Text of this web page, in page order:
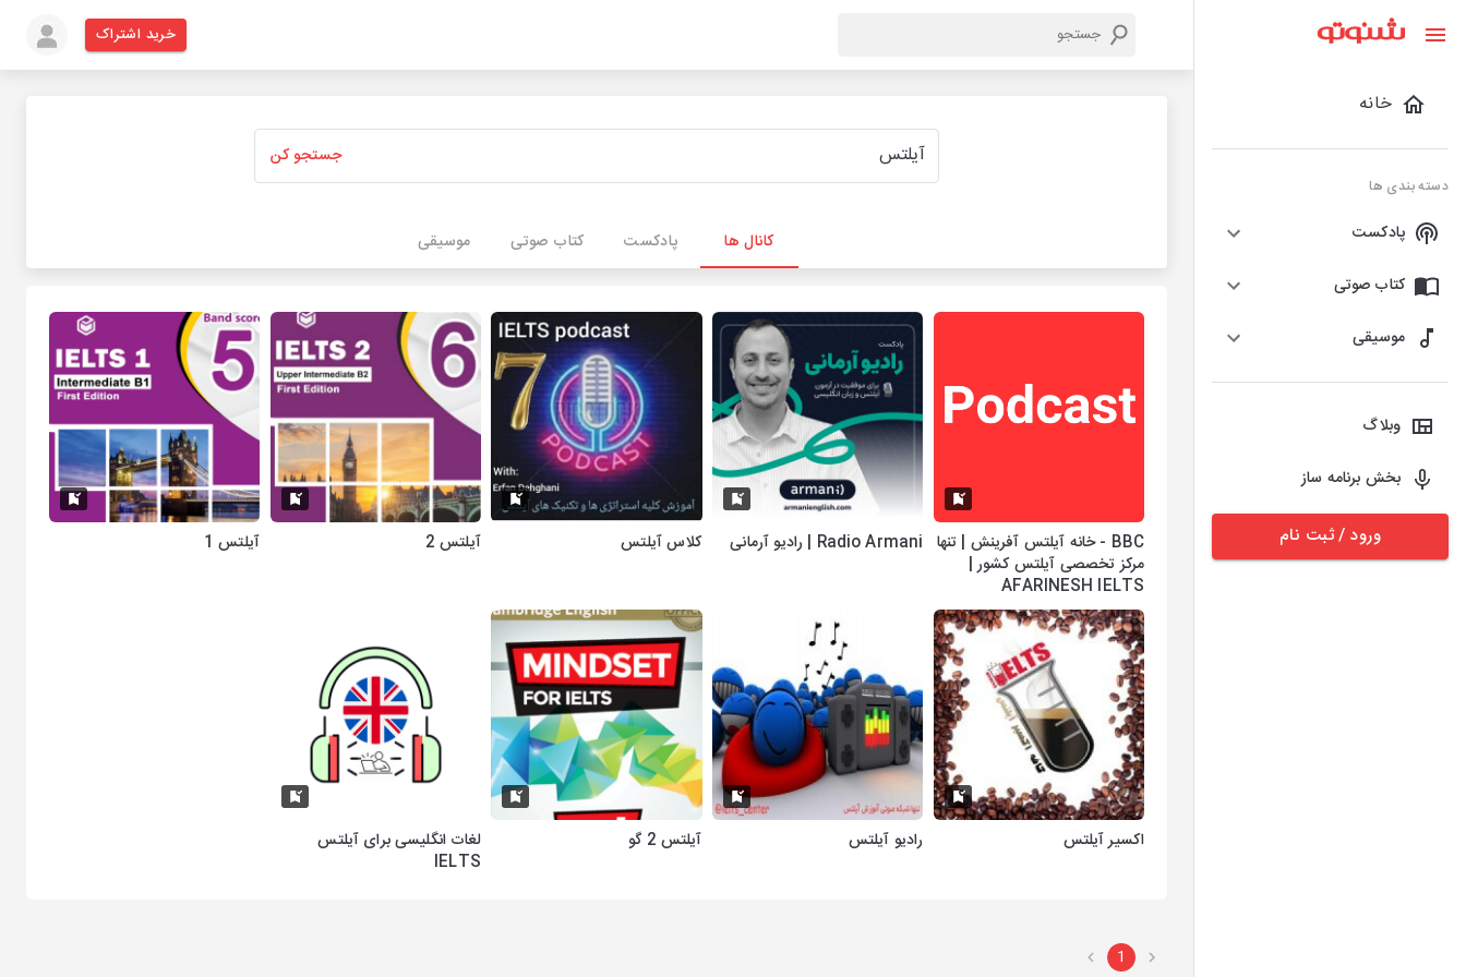
خانه
دسته بندی ها
پادکست
کتاب صوتی
موسیقی
وبلاگ
بخش برنامه ساز
ورود / ثبت نام
خرید اشتراک
جستجو کن
کانال ها پادکست کتاب صوتی موسیقی
BBC - خانه آیلتس آفرینش | تنها
مرکز تخصصی آیلتس کشور |
AFARINESH IELTS
Radio Armani | رادیو آرمانی کلاس آیلتس آیلتس 2 آیلتس 1
اکسیر آیلتس رادیو آیلتس آیلتس 2 گو
لغات انگلیسی برای آیلتس
IELTS
1